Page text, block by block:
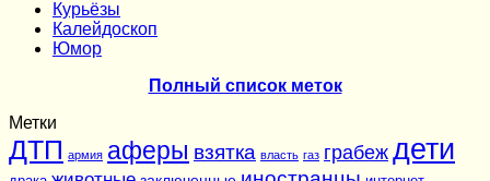
Курьёзы
Калейдоскоп
Юмор
Полный список меток
Метки
ДТП армия аферы взятка власть газ грабеж дети